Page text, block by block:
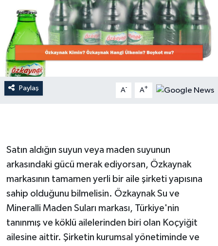
Paylaş A- A+
Satın aldığın suyun veya maden suyunun
arkasındaki gücü merak ediyorsan, Özkaynak
markasının tamamen yerli bir aile şirketi yapısına
sahip olduğunu bilmelisin. Özkaynak Su ve
Mineralli Maden Suları markası, Türkiye'nin
tanınmış ve köklü ailelerinden biri olan Koçyiğit
ailesine aittir. Şirketin kurumsal yönetiminde ve